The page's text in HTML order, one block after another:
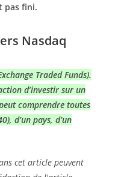
pas fini.
Nasdaq
Traded Funds).
d’investir sur un
comprendre toutes
d’un pays, d’un
cet article peuvent